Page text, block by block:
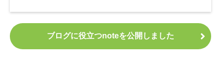
ブログに役立つnoteを公開しました